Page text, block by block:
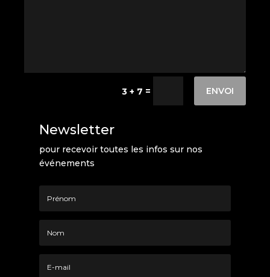
3 + 7 = ENVOI
Newsletter
pour recevoir toutes les infos sur nos
événements